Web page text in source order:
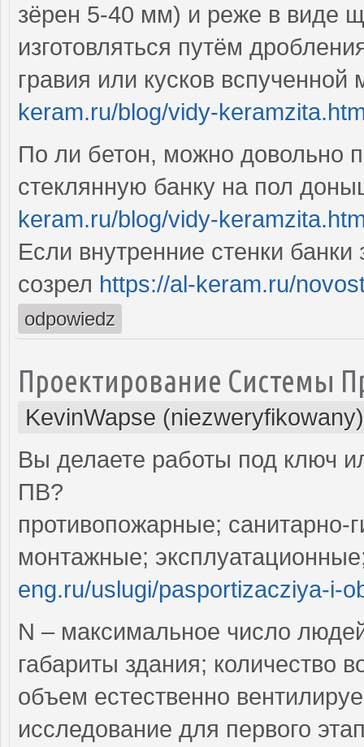
зёрен 5-40 мм) и реже в виде
изготовляться путём
гравия или кусков
keram.ru/blog/vidy-
По ли бетон, можно довольно
стеклянную банку на пол
keram.ru/blog/vidy-
Если внутренние стенки
созрел https://al-keram.ru/
odpowiedz
Проектирование Системы
KevinWapse (niezweryfikowany)
Вы делаете работы под ключ
ПВ?
противопожарные; санитарно-
монтажные;
eng.ru/uslugi/pasportizacziya-i-
N – максимальное число
габариты здания; количество
объем естественно
исследование для первого